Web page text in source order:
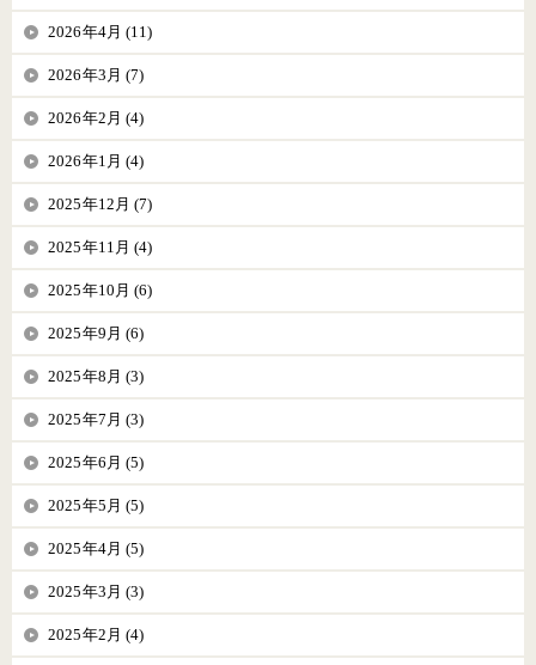
2026年4月 (11)
2026年3月 (7)
2026年2月 (4)
2026年1月 (4)
2025年12月 (7)
2025年11月 (4)
2025年10月 (6)
2025年9月 (6)
2025年8月 (3)
2025年7月 (3)
2025年6月 (5)
2025年5月 (5)
2025年4月 (5)
2025年3月 (3)
2025年2月 (4)